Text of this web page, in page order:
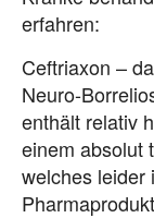
erfahren:
Ceftriaxon –
Neuro-
enthält relativ
einem absolut
welches leider